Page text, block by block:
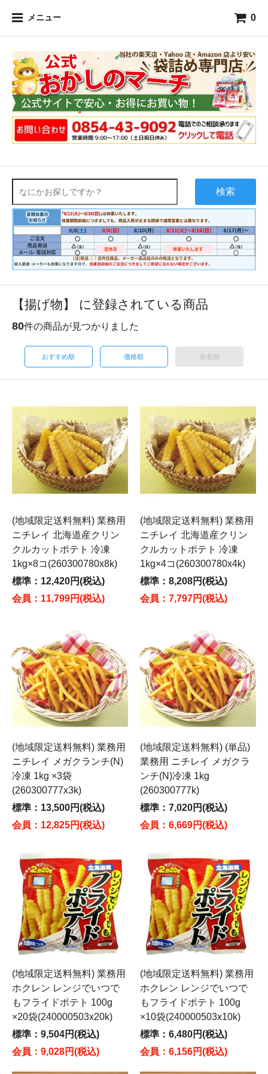
メニュー 0
検索
【揚げ物】 に登録されている商品
80件の商品が見つかりました
おすすめ順 価格順 新着順
(地域限定送料無料) 業務用
ニチレイ 北海道産クリン
クルカットポテト 冷凍
1kg×8コ(260300780x8k)
標準：12,420円(税込)
会員：11,799円(税込)
(地域限定送料無料) 業務用
ニチレイ 北海道産クリン
クルカットポテト 冷凍
1kg×4コ(260300780x4k)
標準：8,208円(税込)
会員：7,797円(税込)
(地域限定送料無料) 業務用
ニチレイ メガクランチ(N)
冷凍 1kg ×3袋
(260300777x3k)
標準：13,500円(税込)
会員：12,825円(税込)
(地域限定送料無料) (単品)
業務用 ニチレイ メガクラ
ンチ(N)冷凍 1kg
(260300777k)
標準：7,020円(税込)
会員：6,669円(税込)
(地域限定送料無料) 業務用
ホクレン レンジでいつで
もフライドポテト 100g
×20袋(240000503x20k)
標準：9,504円(税込)
会員：9,028円(税込)
(地域限定送料無料) 業務用
ホクレン レンジでいつで
もフライドポテト 100g
×10袋(240000503x10k)
標準：6,480円(税込)
会員：6,156円(税込)